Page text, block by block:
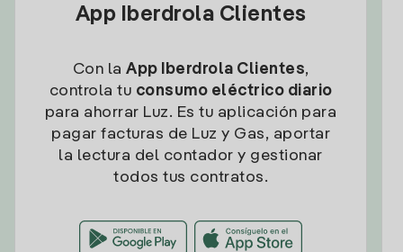
App Iberdrola Clientes
Con la App Iberdrola Clientes,
controla tu consumo eléctrico diario
para ahorrar Luz. Es tu aplicación para
pagar facturas de Luz y Gas, aportar
la lectura del contador y gestionar
todos tus contratos.